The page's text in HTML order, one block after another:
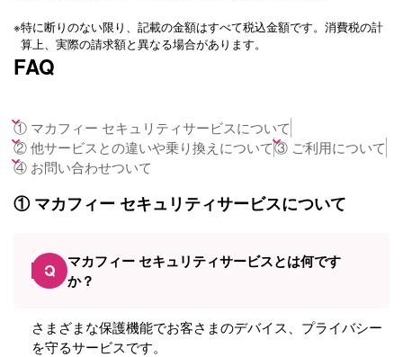
※特に断りのない限り、記載の金額はすべて税込金額です。消費税の計
算上、実際の請求額と異なる場合があります。
FAQ
① マカフィー セキュリティサービスについて
② 他サービスとの違いや乗り換えについて③ ご利用について
④ お問い合わせついて
① マカフィー セキュリティサービスについて
Q
マカフィー セキュリティサービスとは何です
か？
さまざまな保護機能でお客さまのデバイス、プライバシー
を守るサービスです。